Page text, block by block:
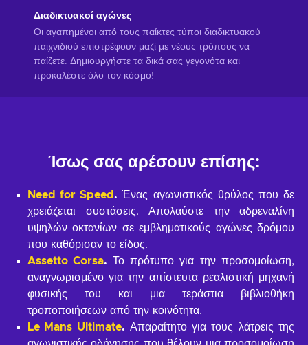
Διαδικτυακοί αγώνες
Οι αγαπημένοι από τους παίκτες τύποι διαδικτυακού
παιχνιδιού επιστρέφουν μαζί με νέους τρόπους να
παίζετε. Δημιουργήστε τα δικά σας γεγονότα και
προκαλέστε όλο τον κόσμο!
Ίσως σας αρέσουν επίσης:
Need for Speed .Ένας αγωνιστικός θρύλος που δε
χρειάζεται συστάσεις. Απολαύστε την αδρεναλίνη
υψηλών οκτανίων σε εμβληματικούς αγώνες δρόμου
που καθόρισαν το είδος.
Assetto Corsa. Το πρότυπο για την προσομοίωση,
αναγνωρισμένο για την απίστευτα ρεαλιστική μηχανή
φυσικής του και μια τεράστια βιβλιοθήκη
τροποποιήσεων από την κοινότητα.
Le Mans Ultimate. Απαραίτητο για τους λάτρεις της